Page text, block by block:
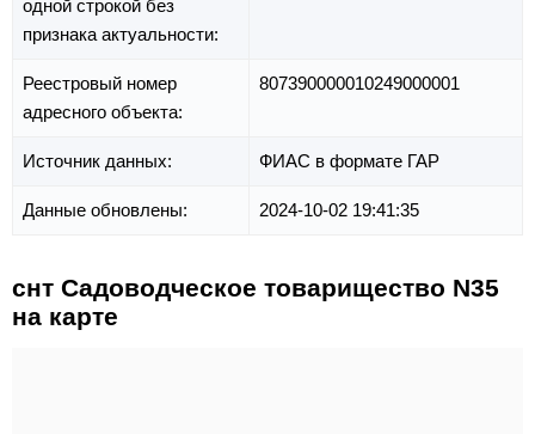
одной строкой без
признака актуальности:
Реестровый номер
адресного объекта:
807390000010249000001
Источник данных: ФИАС в формате ГАР
Данные обновлены: 2024-10-02 19:41:35
снт Садоводческое товарищество N35
на карте